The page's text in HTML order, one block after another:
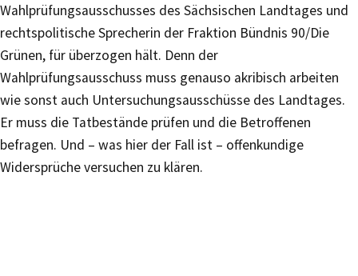
Wahlprüfungsausschusses des Sächsischen Landtages und
rechtspolitische Sprecherin der Fraktion Bündnis 90/Die
Grünen, für überzogen hält. Denn der
Wahlprüfungsausschuss muss genauso akribisch arbeiten
wie sonst auch Untersuchungsausschüsse des Landtages.
Er muss die Tatbestände prüfen und die Betroffenen
befragen. Und – was hier der Fall ist – offenkundige
Widersprüche versuchen zu klären.